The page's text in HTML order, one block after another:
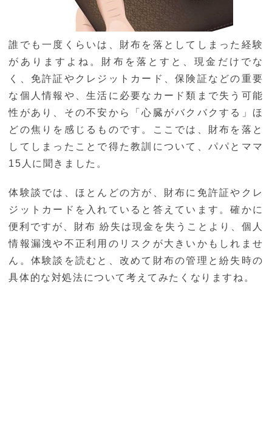
誰でも一度くらいは、財布を落としてしまった経験
がありますよね。財布を落とすと、現金だけでな
く、免許証やクレジットカード、保険証などの重要
な個人情報や、生活に必要なカード類まで失う可能
性があり、その不安から「心臓がバクバクする」ほ
どの焦りを感じるものです。ここでは、財布を落と
してしまったことで得た教訓について、パパとママ
15人に聞きました。
体験談では、ほとんどの方が、財布に免許証やクレ
ジットカードを入れていると答えています。確かに
便利ですが、財布 紛失は現金を失うことより、個人
情報漏洩や不正利用のリスクが大きいかもしれませ
ん。体験談を読むと、改めて財布の管理と紛失時の
具体的な対処法について考えてみたくなりますね。